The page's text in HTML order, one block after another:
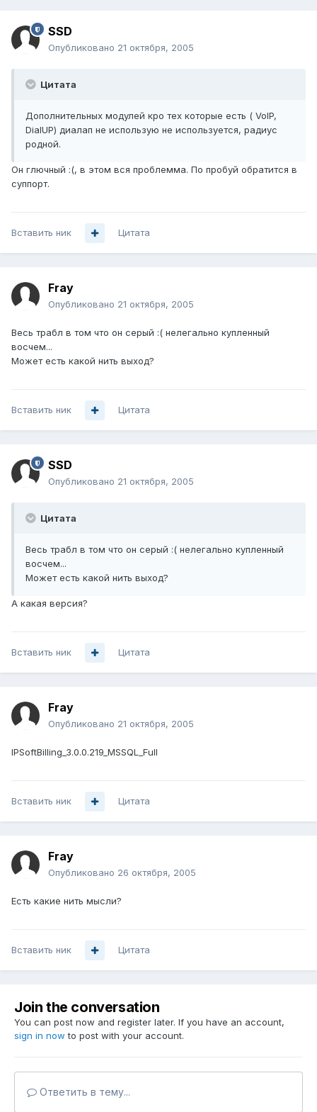
SSD
Опубликовано 21 октября, 2005
Цитата
Дополнительных модулей кро тех которые есть ( VoIP,
DialUP) диалап не использую не используется, радиус
родной.
Он глючный :(, в этом вся проблемма. По пробуй обратится в
суппорт.
Вставить ник Цитата
Fray
Опубликовано 21 октября, 2005
Весь трабл в том что он серый :( нелегально купленный
восчем...
Может есть какой нить выход?
Вставить ник Цитата
SSD
Опубликовано 21 октября, 2005
Цитата
Весь трабл в том что он серый :( нелегально купленный
восчем...
Может есть какой нить выход?
А какая версия?
Вставить ник Цитата
Fray
Опубликовано 21 октября, 2005
IPSoftBilling_3.0.0.219_MSSQL_Full
Вставить ник Цитата
Fray
Опубликовано 26 октября, 2005
Есть какие нить мысли?
Вставить ник Цитата
Join the conversation
You can post now and register later. If you have an account,
sign in now to post with your account.
Ответить в тему...